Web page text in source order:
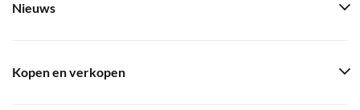
Nieuws
Kopen en verkopen